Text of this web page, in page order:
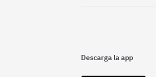
Descarga la app